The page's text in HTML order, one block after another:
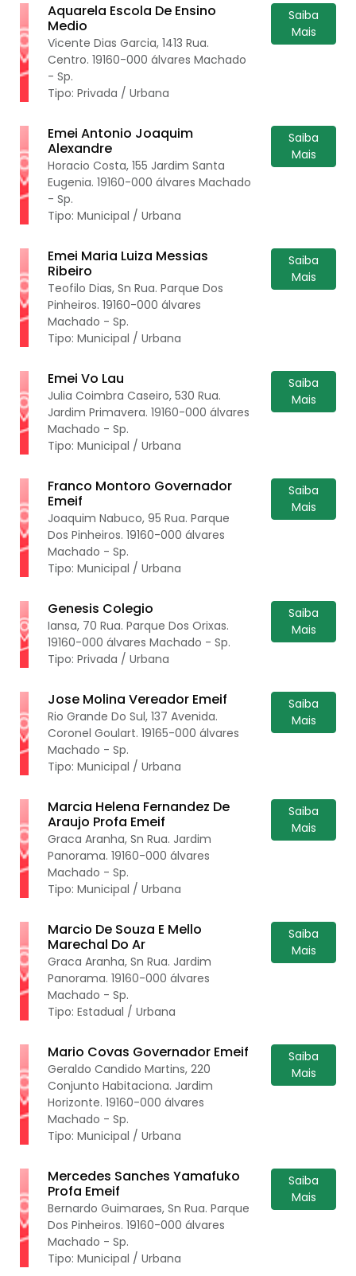
Aquarela Escola De Ensino
Medio
Vicente Dias Garcia, 1413 Rua.
Centro. 19160-000 álvares Machado
- Sp.
Tipo: Privada / Urbana
Saiba
Mais
Emei Antonio Joaquim
Alexandre
Horacio Costa, 155 Jardim Santa
Eugenia. 19160-000 álvares Machado
- Sp.
Tipo: Municipal / Urbana
Saiba
Mais
Emei Maria Luiza Messias
Ribeiro
Teofilo Dias, Sn Rua. Parque Dos
Pinheiros. 19160-000 álvares
Machado - Sp.
Tipo: Municipal / Urbana
Saiba
Mais
Emei Vo Lau
Julia Coimbra Caseiro, 530 Rua.
Jardim Primavera. 19160-000 álvares
Machado - Sp.
Tipo: Municipal / Urbana
Saiba
Mais
Franco Montoro Governador
Emeif
Joaquim Nabuco, 95 Rua. Parque
Dos Pinheiros. 19160-000 álvares
Machado - Sp.
Tipo: Municipal / Urbana
Saiba
Mais
Genesis Colegio
Iansa, 70 Rua. Parque Dos Orixas.
19160-000 álvares Machado - Sp.
Tipo: Privada / Urbana
Saiba
Mais
Jose Molina Vereador Emeif
Rio Grande Do Sul, 137 Avenida.
Coronel Goulart. 19165-000 álvares
Machado - Sp.
Tipo: Municipal / Urbana
Saiba
Mais
Marcia Helena Fernandez De
Araujo Profa Emeif
Graca Aranha, Sn Rua. Jardim
Panorama. 19160-000 álvares
Machado - Sp.
Tipo: Municipal / Urbana
Saiba
Mais
Marcio De Souza E Mello
Marechal Do Ar
Graca Aranha, Sn Rua. Jardim
Panorama. 19160-000 álvares
Machado - Sp.
Tipo: Estadual / Urbana
Saiba
Mais
Mario Covas Governador Emeif
Geraldo Candido Martins, 220
Conjunto Habitaciona. Jardim
Horizonte. 19160-000 álvares
Machado - Sp.
Tipo: Municipal / Urbana
Saiba
Mais
Mercedes Sanches Yamafuko
Profa Emeif
Bernardo Guimaraes, Sn Rua. Parque
Dos Pinheiros. 19160-000 álvares
Machado - Sp.
Tipo: Municipal / Urbana
Saiba
Mais